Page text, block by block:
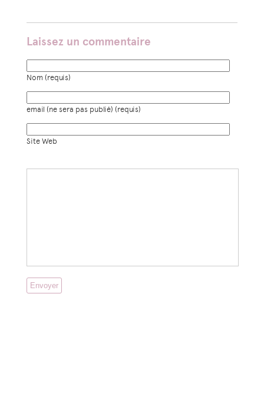
Laissez un commentaire
Nom (requis)
email (ne sera pas publié) (requis)
Site Web